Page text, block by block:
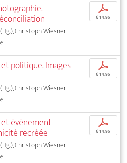
Christoph Wiesner
p
€ 14,95
politique. Images
Christoph Wiesner
p
€ 14,95
événement
recréée
Christoph Wiesner
p
€ 14,95